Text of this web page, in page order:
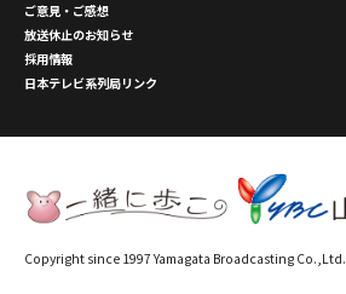
ご意見・ご感想
放送休止のお知らせ
採用情報
日本テレビ系列局リンク
Copyright since 1997 Yamagata Broadcasting Co.,Ltd.